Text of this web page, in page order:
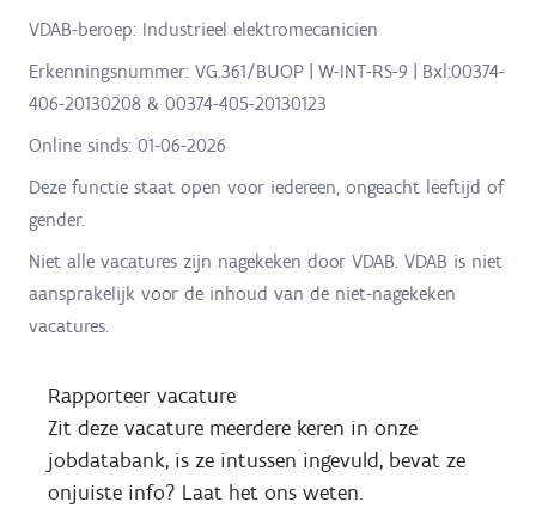
VDAB-beroep: Industrieel elektromecanicien
Erkenningsnummer: VG.361/BUOP | W-INT-RS-9 | Bxl:00374-
406-20130208 & 00374-405-20130123
Online sinds: 01-06-2026
Deze functie staat open voor iedereen, ongeacht leeftijd of
gender.
Niet alle vacatures zijn nagekeken door VDAB. VDAB is niet
aansprakelijk voor de inhoud van de niet-nagekeken
vacatures.
Rapporteer vacature
Zit deze vacature meerdere keren in onze
jobdatabank, is ze intussen ingevuld, bevat ze
onjuiste info? Laat het ons weten.